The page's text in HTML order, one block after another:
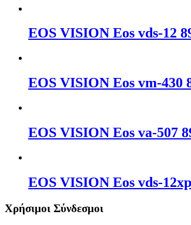
EOS VISION Eos vds-12
EOS VISION Eos vm-430
EOS VISION Eos va-507
EOS VISION Eos vds-
Χρήσιμοι Σύνδεσμοι